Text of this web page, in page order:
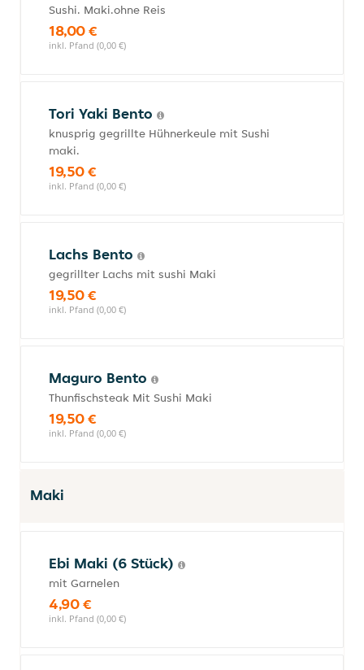
Sushi. Maki.ohne Reis
18,00 €
inkl. Pfand (0,00 €)
Tori Yaki Bento
knusprig gegrillte Hühnerkeule mit Sushi
maki.
19,50 €
inkl. Pfand (0,00 €)
Lachs Bento
gegrillter Lachs mit sushi Maki
19,50 €
inkl. Pfand (0,00 €)
Maguro Bento
Thunfischsteak Mit Sushi Maki
19,50 €
inkl. Pfand (0,00 €)
Maki
Ebi Maki (6 Stück)
mit Garnelen
4,90 €
inkl. Pfand (0,00 €)